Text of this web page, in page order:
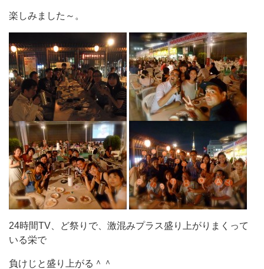
楽しみました～。
24時間TV、ど祭りで、激混みプラス盛り上がりまくって
いる栄で
負けじと盛り上がる＾＾